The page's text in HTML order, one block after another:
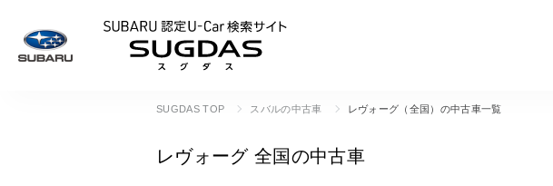
SUGDAS TOP スバルの中古車 レヴォーグ（全国）の中古車一覧
レヴォーグ全国の中古車